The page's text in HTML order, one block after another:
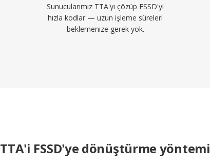
Sunucularımız TTA'yı çözüp FSSD'yi
hızla kodlar — uzun işleme süreleri
beklemenize gerek yok.
TTA'i FSSD'ye dönüştürme yöntemi